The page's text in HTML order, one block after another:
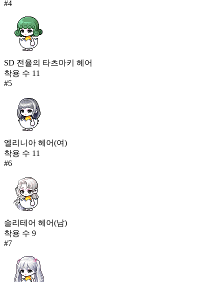
#4
SD 전율의 타츠마키 헤어
착용 수 11
#5
엘리니아 헤어(여)
착용 수 11
#6
솔리테어 헤어(남)
착용 수 9
#7